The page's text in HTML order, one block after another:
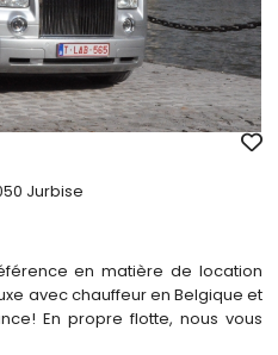
Jurbise
référence en matière de location
avec chauffeur en Belgique et
En propre flotte, nous vous